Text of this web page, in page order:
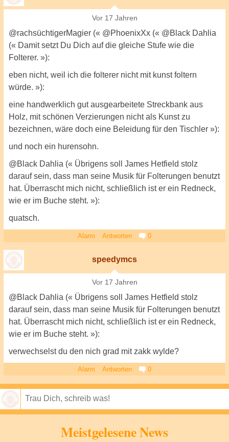
Vor 17 Jahren
@rachsüchtigerMagier (« @PhoenixXx (« @Black Dahlia
(« Damit setzt Du Dich auf die gleiche Stufe wie die
Folterer. »):
eben nicht, weil ich die folterer nicht mit kunst foltern
würde. »):
eine handwerklich gut ausgearbeitete Streckbank aus
Holz, mit schönen Verzierungen nicht als Kunst zu
bezeichnen, wäre doch eine Beleidung für den Tischler »):
und noch ein hurensohn.
@Black Dahlia (« Übrigens soll James Hetfield stolz
darauf sein, dass man seine Musik für Folterungen benutzt
hat. Überrascht mich nicht, schließlich ist er ein Redneck,
wie er im Buche steht. »):
quatsch.
Alarm Antworten 0
speedymcs
Vor 17 Jahren
@Black Dahlia (« Übrigens soll James Hetfield stolz
darauf sein, dass man seine Musik für Folterungen benutzt
hat. Überrascht mich nicht, schließlich ist er ein Redneck,
wie er im Buche steht. »):
verwechselst du den nich grad mit zakk wylde?
Alarm Antworten 0
Meistgelesene News